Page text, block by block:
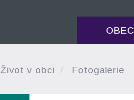
OBEC
Život v obci Fotogalerie